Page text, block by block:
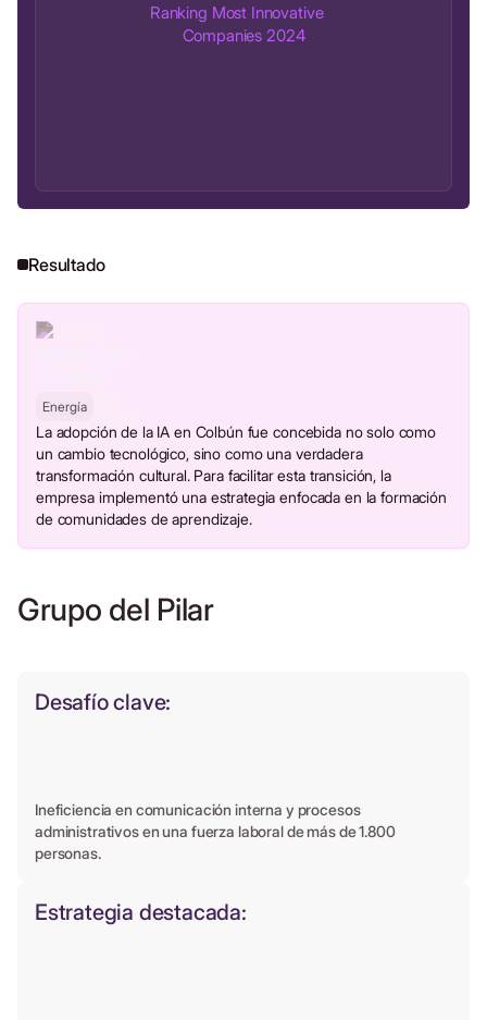
Ranking Most Innovative
Companies 2024
Resultado
Energía
La adopción de la IA en Colbún fue concebida no solo como
un cambio tecnológico, sino como una verdadera
transformación cultural. Para facilitar esta transición, la
empresa implementó una estrategia enfocada en la formación
de comunidades de aprendizaje.
Grupo del Pilar
Desafío clave:
Ineficiencia en comunicación interna y procesos
administrativos en una fuerza laboral de más de 1.800
personas.
Estrategia destacada: